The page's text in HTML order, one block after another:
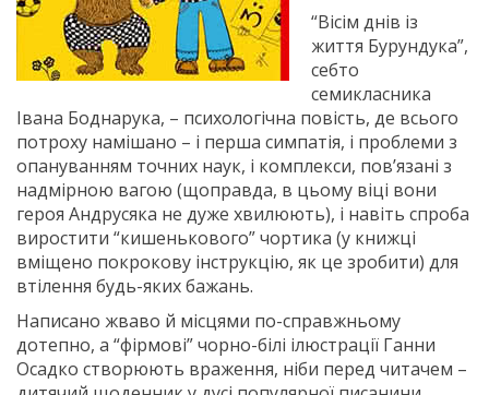
“Вісім днів із
життя Бурундука”,
себто
семикласника
Івана Боднарука, – психологічна повість, де всього
потроху намішано – і перша симпатія, і проблеми з
опануванням точних наук, і комплекси, пов’язані з
надмірною вагою (щоправда, в цьому віці вони
героя Андрусяка не дуже хвилюють), і навіть спроба
виростити “кишенькового” чортика (у книжці
вміщено покрокову інструкцію, як це зробити) для
втілення будь-яких бажань.
Написано жваво й місцями по-справжньому
дотепно, а “фірмові” чорно-білі ілюстрації Ганни
Осадко створюють враження, ніби перед читачем –